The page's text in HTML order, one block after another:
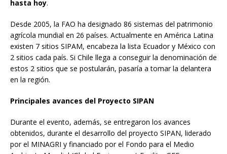
hasta hoy.
Desde 2005, la FAO ha designado 86 sistemas del patrimonio
agrícola mundial en 26 países. Actualmente en América Latina
existen 7 sitios SIPAM, encabeza la lista Ecuador y México con
2 sitios cada país. Si Chile llega a conseguir la denominación de
estos 2 sitios que se postularán, pasaría a tomar la delantera
en la región.
Principales avances del Proyecto SIPAN
Durante el evento, además, se entregaron los avances
obtenidos, durante el desarrollo del proyecto SIPAN, liderado
por el MINAGRI y financiado por el Fondo para el Medio